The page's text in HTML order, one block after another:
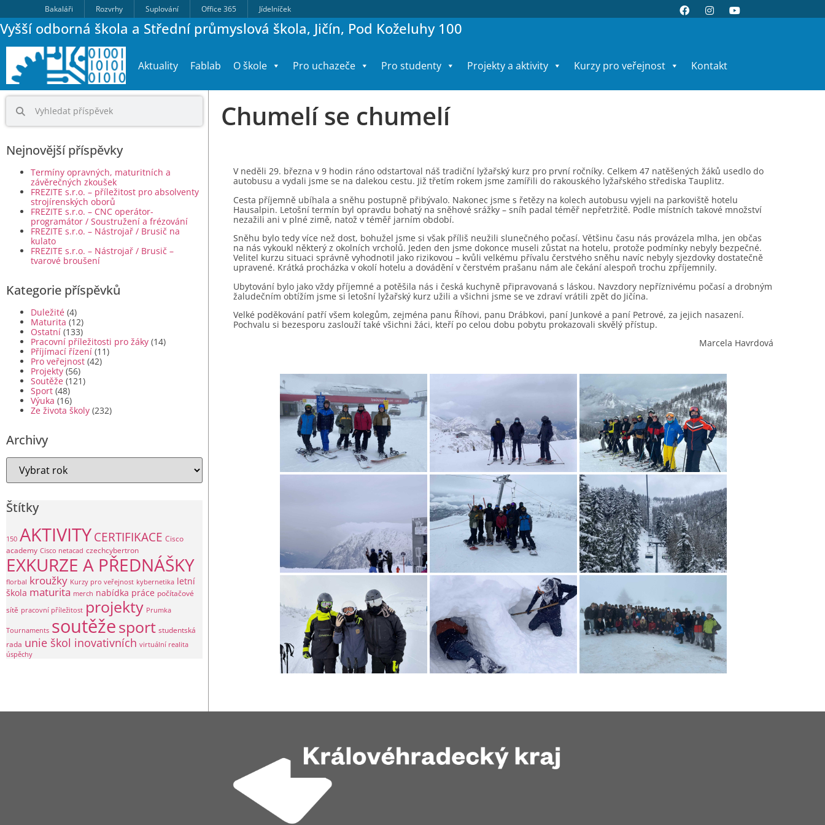
Bakaláři Rozvrhy Suplování Office 365 Jídelníček
Vyšší odborná škola a Střední průmyslová škola, Jičín, Pod Koželuhy 100
Aktuality Fablab O škole Pro uchazeče Pro studenty Projekty a aktivity Kurzy pro veřejnost Kontakt
Nejnovější příspěvky
Termíny opravných, maturitních a
závěrečných zkoušek
FREZITE s.r.o. – příležitost pro absolventy
strojírenských oborů
FREZITE s.r.o. – CNC operátor-
programátor / Soustružení a frézování
FREZITE s.r.o. – Nástrojař / Brusič na
kulato
FREZITE s.r.o. – Nástrojař / Brusič –
tvarové broušení
Kategorie příspěvků
Duležité (4)
Maturita (12)
Ostatní (133)
Pracovní příležitosti pro žáky (14)
Příjímací řízení (11)
Pro veřejnost (42)
Projekty (56)
Soutěže (121)
Sport (48)
Výuka (16)
Ze života školy (232)
Archivy
Štítky
150 AKTIVITYCERTIFIKACE Cisco
academy Cisco netacad czechcybertron
EXKURZE A PŘEDNÁŠKY
florbal kroužky Kurzy pro veřejnost kybernetika letní
škola maturita merch nabídka práce počítačové
sítě pracovní příležitost projekty Prumka
Tournaments soutěžesport studentská
rada unie škol inovativních virtuální realita
úspěchy
Chumelí se chumelí
V neděli 29. března v 9 hodin ráno odstartoval náš tradiční lyžařský kurz pro první ročníky. Celkem 47 natěšených žáků usedlo do
autobusu a vydali jsme se na dalekou cestu. Již třetím rokem jsme zamířili do rakouského lyžařského střediska Tauplitz.
Cesta příjemně ubíhala a sněhu postupně přibývalo. Nakonec jsme s řetězy na kolech autobusu vyjeli na parkoviště hotelu
Hausalpin. Letošní termín byl opravdu bohatý na sněhové srážky – sníh padal téměř nepřetržitě. Podle místních takové množství
nezažili ani v plné zimě, natož v téměř jarním období.
Sněhu bylo tedy více než dost, bohužel jsme si však příliš neužili slunečného počasí. Většinu času nás provázela mlha, jen občas
na nás vykoukl některý z okolních vrcholů. Jeden den jsme dokonce museli zůstat na hotelu, protože podmínky nebyly bezpečné.
Velitel kurzu situaci správně vyhodnotil jako rizikovou – kvůli velkému přívalu čerstvého sněhu navíc nebyly sjezdovky dostatečně
upravené. Krátká procházka v okolí hotelu a dovádění v čerstvém prašanu nám ale čekání alespoň trochu zpříjemnily.
Ubytování bylo jako vždy příjemné a potěšila nás i česká kuchyně připravovaná s láskou. Navzdory nepříznivému počasí a drobným
žaludečním obtížím jsme si letošní lyžařský kurz užili a všichni jsme se ve zdraví vrátili zpět do Jičína.
Velké poděkování patří všem kolegům, zejména panu Říhovi, panu Drábkovi, paní Junkové a paní Petrové, za jejich nasazení.
Pochvalu si bezesporu zaslouží také všichni žáci, kteří po celou dobu pobytu prokazovali skvělý přístup.
Marcela Havrdová